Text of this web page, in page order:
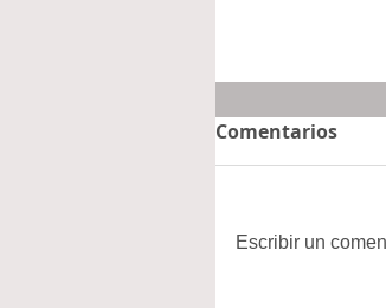
Comentarios
Escribir un